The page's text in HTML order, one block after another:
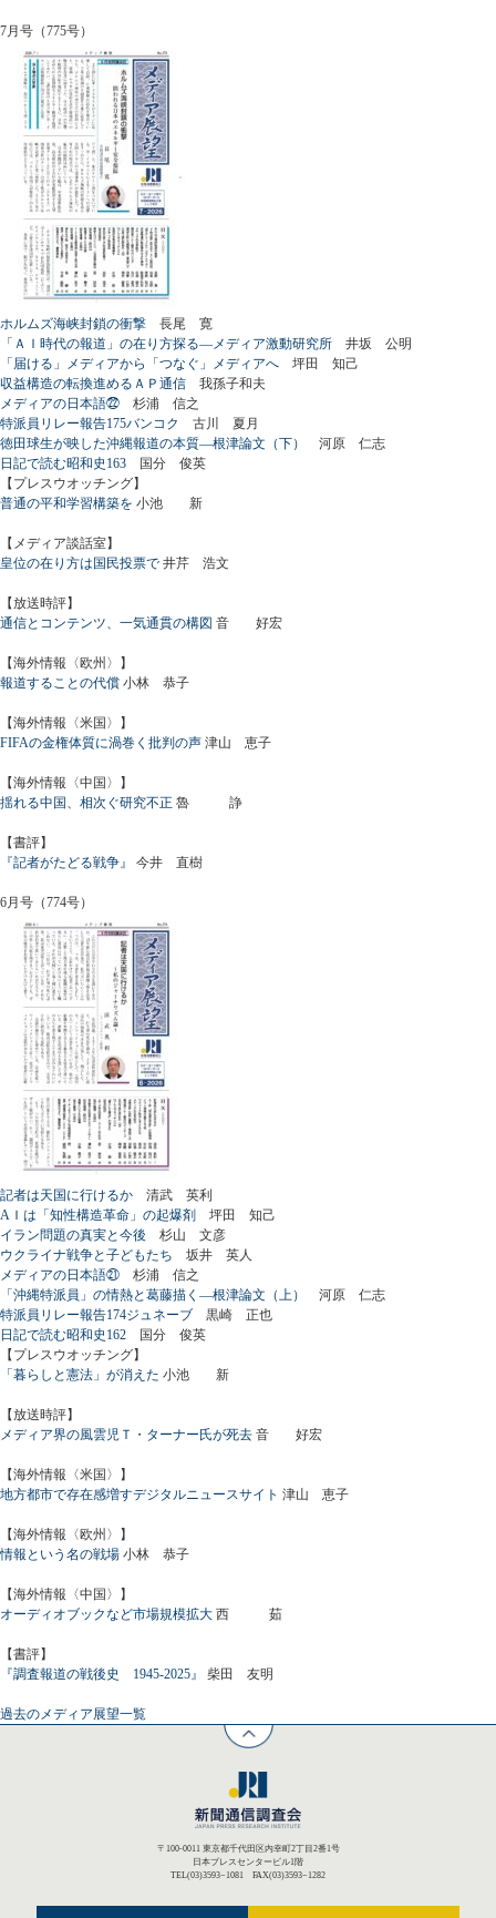
7月号（775号）
ホルムズ海峡封鎖の衝撃 長尾 寛
「ＡＩ時代の報道」の在り方探る―メディア激動研究所 井坂 公明
「届ける」メディアから「つなぐ」メディアへ 坪田 知己
収益構造の転換進めるＡＰ通信 我孫子和夫
メディアの日本語㉒ 杉浦 信之
特派員リレー報告175バンコク
古川 夏月
徳田球生が映した沖縄報道の本質―根津論文（下）
河原 仁志
日記で読む昭和史163 国分 俊英
【プレスウオッチング】
普通の平和学習構築を 小池 新
【メディア談話室】
皇位の在り方は国民投票で 井芹 浩文
【放送時評】
通信とコンテンツ、一気通貫の構図 音 好宏
【海外情報〈欧州〉】
報道することの代償 小林 恭子
【海外情報〈米国〉】
FIFAの金権体質に渦巻く批判の声 津山 恵子
【海外情報〈中国〉】
揺れる中国、相次ぐ研究不正 魯 諍
【書評】
『記者がたどる戦争』
今井 直樹
6月号（774号）
記者は天国に行けるか 清武 英利
AＩは「知性構造革命」の起爆剤 坪田 知己
イラン問題の真実と今後 杉山 文彦
ウクライナ戦争と子どもたち 坂井 英人
メディアの日本語㉑ 杉浦 信之
「沖縄特派員」の情熱と葛藤描く―根津論文（上）
河原 仁志
特派員リレー報告174ジュネーブ 黒崎 正也
日記で読む昭和史162 国分 俊英
【プレスウオッチング】
「暮らしと憲法」が消えた 小池 新
【放送時評】
メディア界の風雲児Ｔ・ターナー氏が死去 音 好宏
【海外情報〈米国〉】
地方都市で存在感増すデジタルニュースサイト 津山 恵子
【海外情報〈欧州〉】
情報という名の戦場 小林 恭子
【海外情報〈中国〉】
オーディオブックなど市場規模拡大 西 茹
【書評】
『調査報道の戦後史 1945-2025』
柴田 友明
過去のメディア展望一覧
〒100-0011 東京都千代田区内幸町2丁目2番1号
日本プレスセンタービル1階
TEL(03)3593−1081 FAX(03)3593−1282